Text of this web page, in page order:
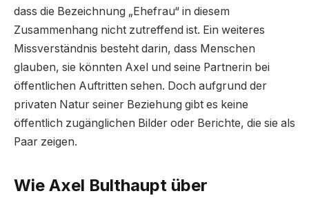
dass die Bezeichnung „Ehefrau“ in diesem
Zusammenhang nicht zutreffend ist. Ein weiteres
Missverständnis besteht darin, dass Menschen
glauben, sie könnten Axel und seine Partnerin bei
öffentlichen Auftritten sehen. Doch aufgrund der
privaten Natur seiner Beziehung gibt es keine
öffentlich zugänglichen Bilder oder Berichte, die sie als
Paar zeigen.
Wie Axel Bulthaupt über